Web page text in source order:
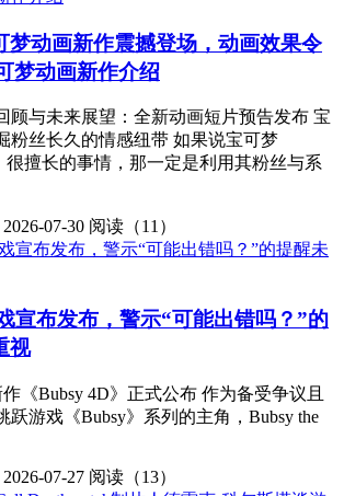
梦动画新作震撼登场，动画效果令
梦动画新作介绍
顾与未来展望：全新动画短片预告发布 宝
粉丝长久的情感纽带 如果说宝可梦
很擅长的事情，那一定是利用其粉丝与系
07-30 阅读（11）
宣布发布，警示“可能出错吗？”的
视
《Bubsy 4D》正式公布 作为备受争议且
跃游戏《Bubsy》系列的主角，Bubsy the
07-27 阅读（13）